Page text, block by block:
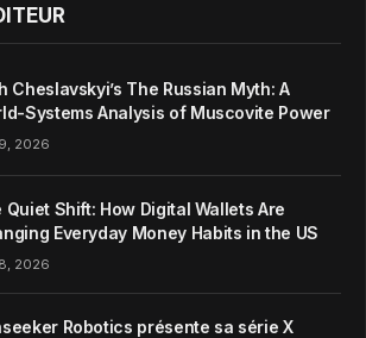
Cheslavskyi’s The Russian Myth: A
Systems Analysis of Muscovite Power
2026
Quiet Shift: How Digital Wallets Are
Everyday Money Habits in the US
2026
Robotics présente sa série X